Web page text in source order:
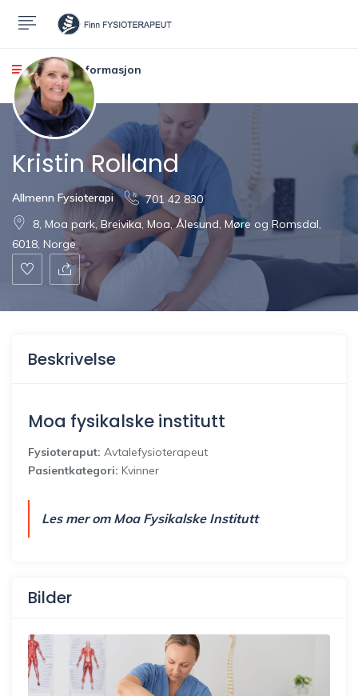
Kontakt informasjon
Kristin Rolland
Allmenn Fysioterapi
701 42 830
8, Moa park, Breivika, Moa, Ålesund, Møre og Romsdal,
6018, Norge
Beskrivelse
Moa fysikalske institutt
Fysioteraput: Avtalefysioterapeut
Pasientkategori: Kvinner
Les mer om Moa Fysikalske Institutt
Bilder